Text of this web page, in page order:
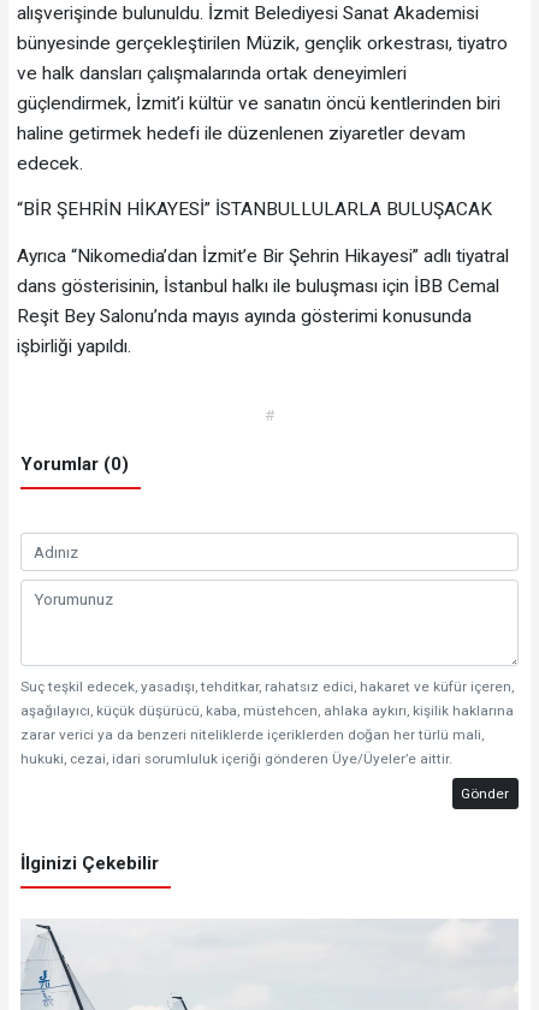
alışverişinde bulunuldu. İzmit Belediyesi Sanat Akademisi
bünyesinde gerçekleştirilen Müzik, gençlik orkestrası, tiyatro
ve halk dansları çalışmalarında ortak deneyimleri
güçlendirmek, İzmit’i kültür ve sanatın öncü kentlerinden biri
haline getirmek hedefi ile düzenlenen ziyaretler devam
edecek.
“BİR ŞEHRİN HİKAYESİ” İSTANBULLULARLA BULUŞACAK
Ayrıca “Nikomedia’dan İzmit’e Bir Şehrin Hikayesi” adlı tiyatral
dans gösterisinin, İstanbul halkı ile buluşması için İBB Cemal
Reşit Bey Salonu’nda mayıs ayında gösterimi konusunda
işbirliği yapıldı.
#
Yorumlar (0)
Suç teşkil edecek, yasadışı, tehditkar, rahatsız edici, hakaret ve küfür içeren,
aşağılayıcı, küçük düşürücü, kaba, müstehcen, ahlaka aykırı, kişilik haklarına
zarar verici ya da benzeri niteliklerde içeriklerden doğan her türlü mali,
hukuki, cezai, idari sorumluluk içeriği gönderen Üye/Üyeler’e aittir.
Gönder
İlginizi Çekebilir